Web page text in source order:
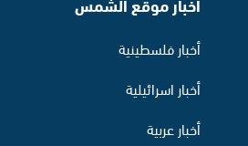
أخبار فلسطينية
أخبار اسرائيلية
أخبار عربية